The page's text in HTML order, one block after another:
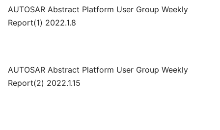
AUTOSAR Abstract Platform User Group Weekly
Report(1) 2022.1.8
AUTOSAR Abstract Platform User Group Weekly
Report(2) 2022.1.15